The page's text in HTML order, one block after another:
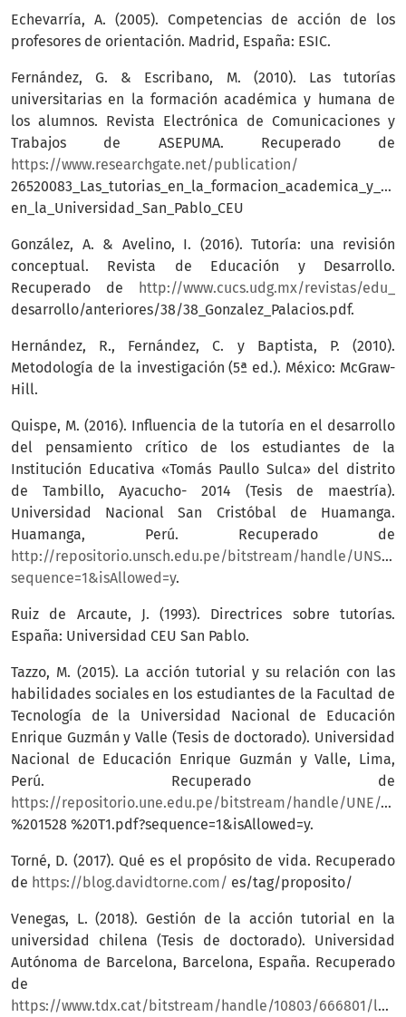
Echevarría, A. (2005). Competencias de acción de los
profesores de orientación. Madrid, España: ESIC.
Fernández, G. & Escribano, M. (2010). Las tutorías
universitarias en la formación académica y humana de
los alumnos. Revista Electrónica de Comunicaciones y
Trabajos de ASEPUMA. Recuperado de
https://www.researchgate.net/publication/
en_la_Universidad_San_Pablo_CEU
González, A. & Avelino, I. (2016). Tutoría: una revisión
conceptual. Revista de Educación y Desarrollo.
Recuperado de
http://www.cucs.udg.mx/revistas/edu_
desarrollo/anteriores/38/38_Gonzalez_Palacios.pdf.
Hernández, R., Fernández, C. y Baptista, P. (2010).
Metodología de la investigación (5ª ed.). México: McGraw-
Hill.
Quispe, M. (2016). Influencia de la tutoría en el desarrollo
del pensamiento crítico de los estudiantes de la
Institución Educativa «Tomás Paullo Sulca» del distrito
de Tambillo, Ayacucho- 2014 (Tesis de maestría).
Universidad Nacional San Cristóbal de Huamanga.
Huamanga, Perú. Recuperado de
http://repositorio.unsch.edu.pe/bitstream/handle/UNSCH/
sequence=1&isAllowed=y.
Ruiz de Arcaute, J. (1993). Directrices sobre tutorías.
España: Universidad CEU San Pablo.
Tazzo, M. (2015). La acción tutorial y su relación con las
habilidades sociales en los estudiantes de la Facultad de
Tecnología de la Universidad Nacional de Educación
Enrique Guzmán y Valle (Tesis de doctorado). Universidad
Nacional de Educación Enrique Guzmán y Valle, Lima,
Perú. Recuperado de
https://repositorio.une.edu.pe/bitstream/handle/UNE/274/TD
%201528 %20T1.pdf?sequence=1&isAllowed=y.
Torné, D. (2017). Qué es el propósito de vida. Recuperado
de https://blog.davidtorne.com/ es/tag/proposito/
Venegas, L. (2018). Gestión de la acción tutorial en la
universidad chilena (Tesis de doctorado). Universidad
Autónoma de Barcelona, Barcelona, España. Recuperado
de
https://www.tdx.cat/bitstream/handle/10803/666801/